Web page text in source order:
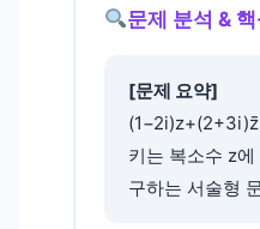
문제 분석 &
[문제 요약]
키는 복소수 z
구하는 서술형